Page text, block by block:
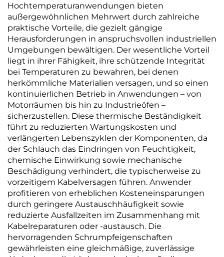
Hochtemperaturanwendungen bieten
außergewöhnlichen Mehrwert durch zahlreiche
praktische Vorteile, die gezielt gängige
Herausforderungen in anspruchsvollen industriellen
Umgebungen bewältigen. Der wesentliche Vorteil
liegt in ihrer Fähigkeit, ihre schützende Integrität
bei Temperaturen zu bewahren, bei denen
herkömmliche Materialien versagen, und so einen
kontinuierlichen Betrieb in Anwendungen – von
Motorräumen bis hin zu Industrieöfen –
sicherzustellen. Diese thermische Beständigkeit
führt zu reduzierten Wartungskosten und
verlängerten Lebenszyklen der Komponenten, da
der Schlauch das Eindringen von Feuchtigkeit,
chemische Einwirkung sowie mechanische
Beschädigung verhindert, die typischerweise zu
vorzeitigem Kabelversagen führen. Anwender
profitieren von erheblichen Kosteneinsparungen
durch geringere Austauschhäufigkeit sowie
reduzierte Ausfallzeiten im Zusammenhang mit
Kabelreparaturen oder -austausch. Die
hervorragenden Schrumpfeigenschaften
gewährleisten eine gleichmäßige, zuverlässige